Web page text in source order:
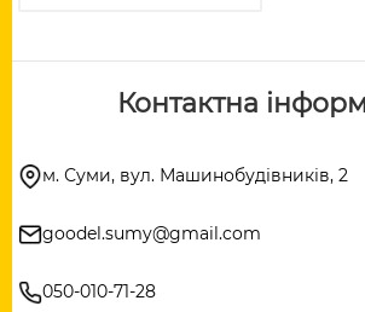
Контактна
м. Суми, вул. Машинобудівників, 2
goodel.sumy@gmail.com
050-010-71-28